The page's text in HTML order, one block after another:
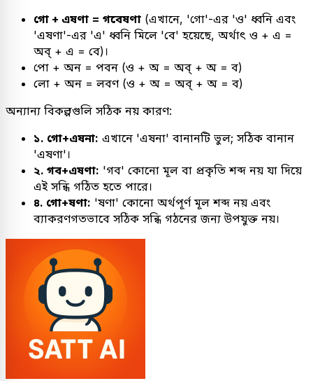
গো + এষণা = গবেষণা (এখানে, 'গো'-এর 'ও' ধ্বনি এবং
'এষণা'-এর 'এ' ধ্বনি মিলে 'বে' হয়েছে, অর্থাৎ ও + এ =
অব্ + এ = বে)।
পো + অন = পবন (ও + অ = অব্ + অ = ব)
লো + অন = লবণ (ও + অ = অব্ + অ = ব)
অন্যান্য বিকল্পগুলি সঠিক নয় কারণ:
১. গো+এষনা: এখানে 'এষনা' বানানটি ভুল; সঠিক বানান
'এষণা'।
২. গব+এষণা: 'গব' কোনো মূল বা প্রকৃতি শব্দ নয় যা দিয়ে
এই সন্ধি গঠিত হতে পারে।
৪. গো+ষণা: 'ষণা' কোনো অর্থপূর্ণ মূল শব্দ নয় এবং
ব্যাকরণগতভাবে সঠিক সন্ধি গঠনের জন্য উপযুক্ত নয়।